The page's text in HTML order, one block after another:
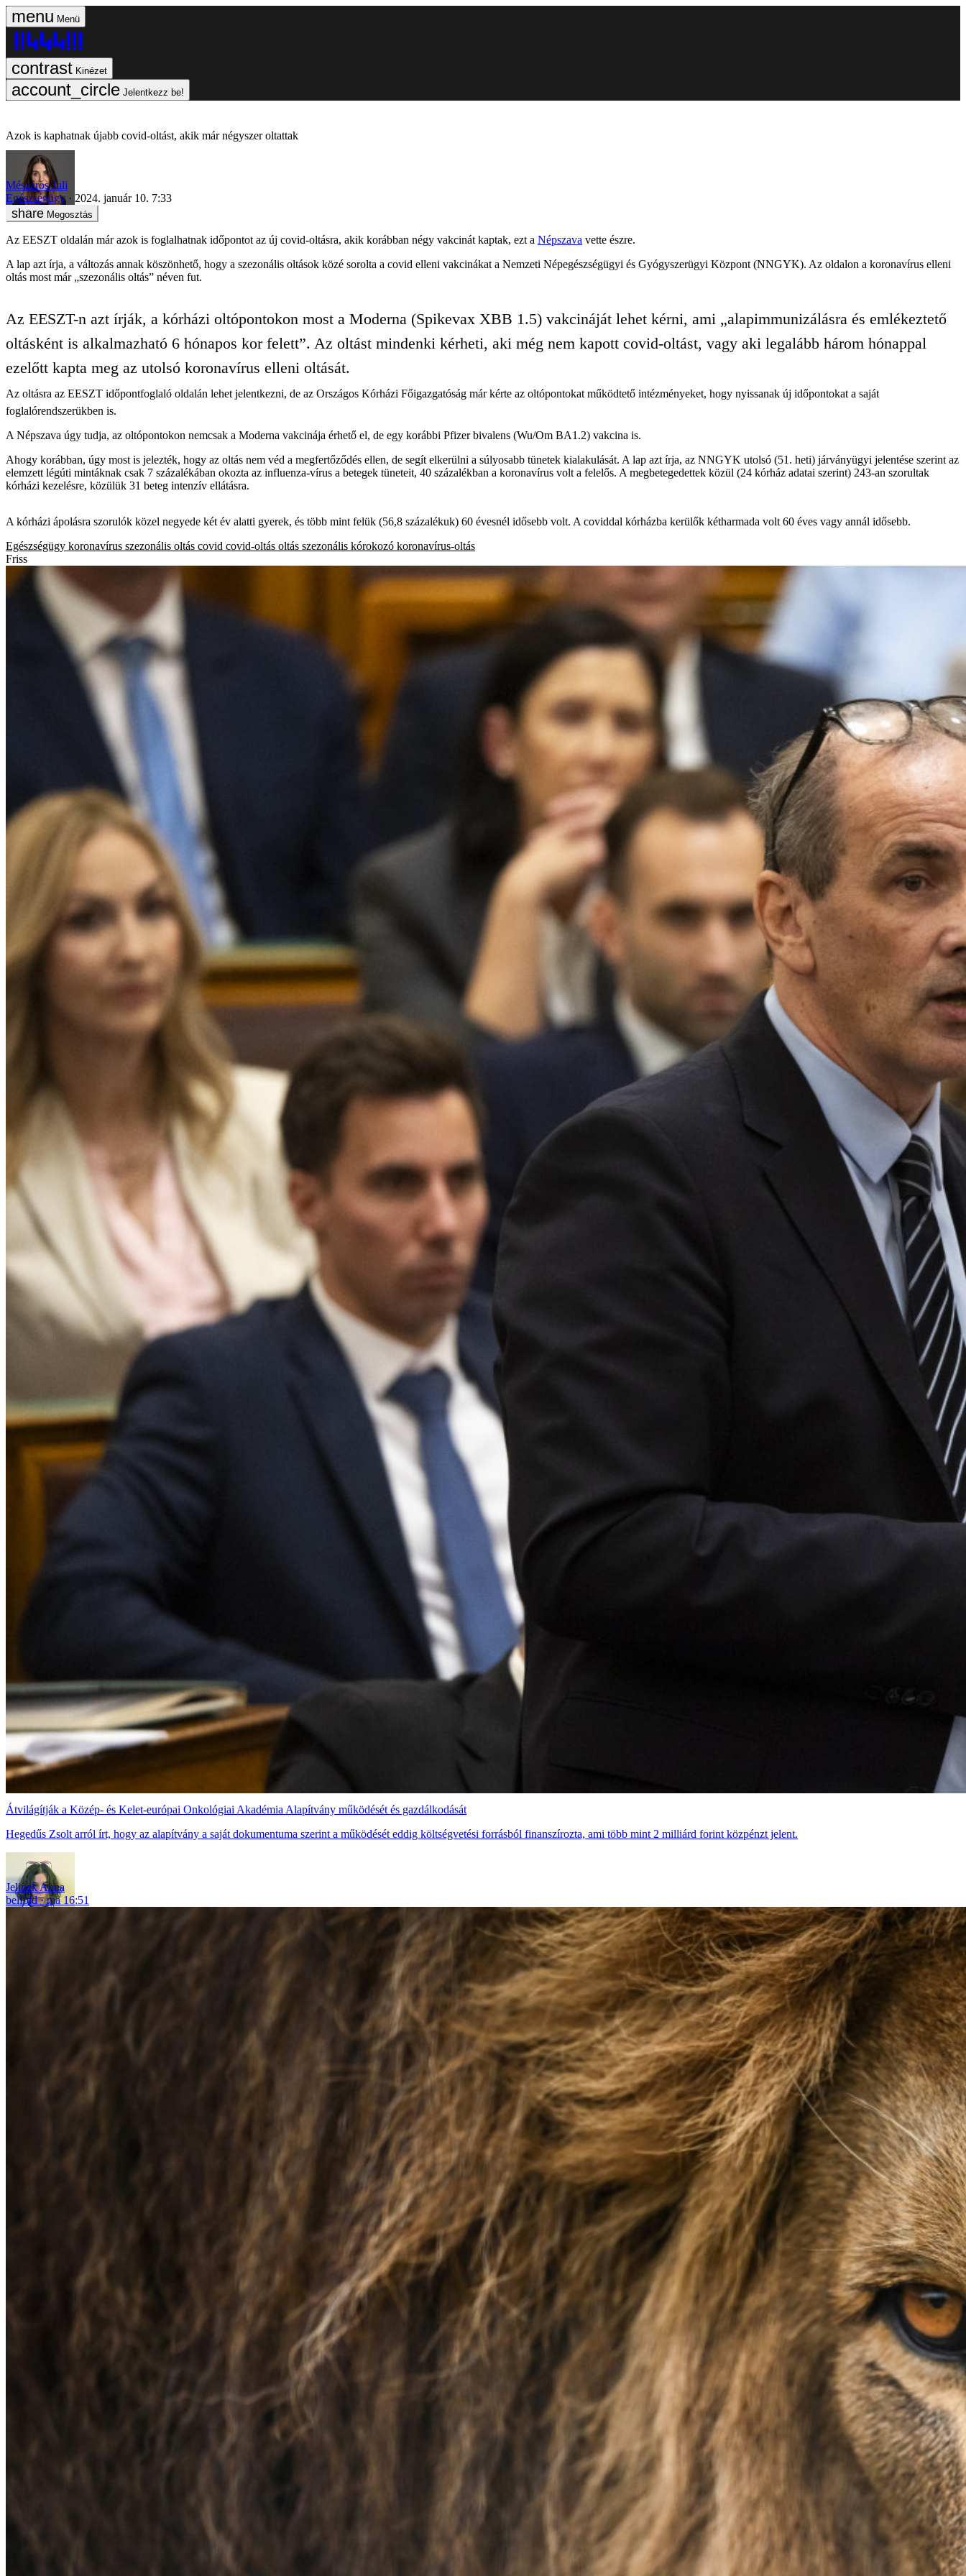
Menü
Kinézet
Jelentkezz be!
Azok is kaphatnak újabb covid-oltást, akik már négyszer oltattak
Mészáros Juli
Egészségügy
2024. január 10. 7:33
Megosztás
Az EESZT oldalán már azok is foglalhatnak időpontot az új covid-oltásra, akik korábban négy vakcinát kaptak, ezt a Népszava vette észre.
A lap azt írja, a változás annak köszönhető, hogy a szezonális oltások közé sorolta a covid elleni vakcinákat a Nemzeti Népegészségügyi és Gyógyszerügyi Központ (NNGYK). Az oldalon a koronavírus elleni
oltás most már „szezonális oltás” néven fut.
Az EESZT-n azt írják, a kórházi oltópontokon most a Moderna (Spikevax XBB 1.5) vakcináját lehet kérni, ami „alapimmunizálásra és emlékeztető
oltásként is alkalmazható 6 hónapos kor felett”. Az oltást mindenki kérheti, aki még nem kapott covid-oltást, vagy aki legalább három hónappal
ezelőtt kapta meg az utolsó koronavírus elleni oltását.
Az oltásra az EESZT időpontfoglaló oldalán lehet jelentkezni, de az Országos Kórházi Főigazgatóság már kérte az oltópontokat működtető intézményeket, hogy nyissanak új időpontokat a saját
foglalórendszerükben is.
A Népszava úgy tudja, az oltópontokon nemcsak a Moderna vakcinája érhető el, de egy korábbi Pfizer bivalens (Wu/Om BA1.2) vakcina is.
Ahogy korábban, úgy most is jelezték, hogy az oltás nem véd a megfertőződés ellen, de segít elkerülni a súlyosabb tünetek kialakulását. A lap azt írja, az NNGYK utolsó (51. heti) járványügyi jelentése szerint az
elemzett légúti mintáknak csak 7 százalékában okozta az influenza-vírus a betegek tüneteit, 40 százalékban a koronavírus volt a felelős. A megbetegedettek közül (24 kórház adatai szerint) 243-an szorultak
kórházi kezelésre, közülük 31 beteg intenzív ellátásra.
A kórházi ápolásra szorulók közel negyede két év alatti gyerek, és több mint felük (56,8 százalékuk) 60 évesnél idősebb volt. A coviddal kórházba kerülők kétharmada volt 60 éves vagy annál idősebb.
Egészségügy koronavírus szezonális oltás covid covid-oltás oltás szezonális kórokozó koronavírus-oltás
Friss
Átvilágítják a Közép- és Kelet-európai Onkológiai Akadémia Alapítvány működését és gazdálkodását
Hegedűs Zsolt arról írt, hogy az alapítvány a saját dokumentuma szerint a működését eddig költségvetési forrásból finanszírozta, ami több mint 2 milliárd forint közpénzt jelent.
Jelinek Anna
belföld
ma 16:51